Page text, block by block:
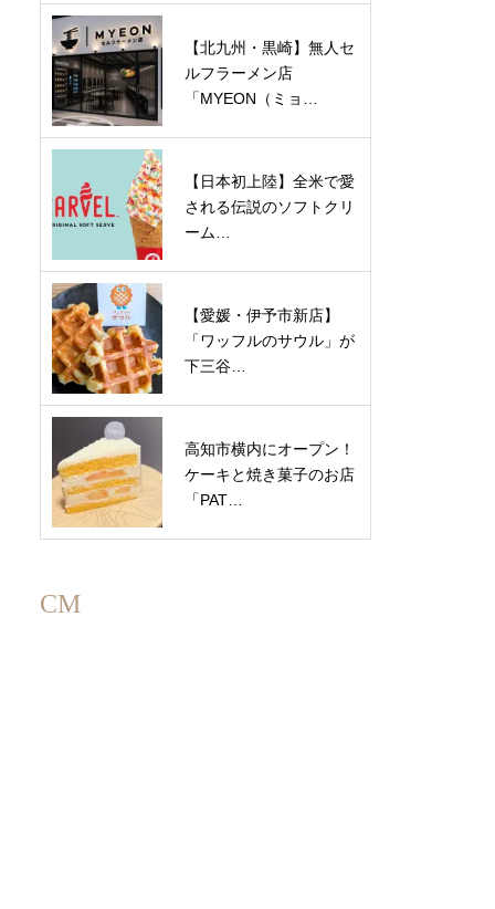
【北九州・黒崎】無人セ
ルフラーメン店
「MYEON（ミョ…
【日本初上陸】全米で愛
される伝説のソフトクリ
ーム…
【愛媛・伊予市新店】
「ワッフルのサウル」が
下三谷…
高知市横内にオープン！
ケーキと焼き菓子のお店
「PAT…
CM